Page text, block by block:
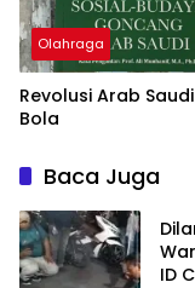
Olahraga
Revolusi Arab
Bola
Baca Juga
ID